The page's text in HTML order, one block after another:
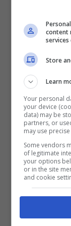
Milano, saldi
Tornando
si aspetta
storici di
fino
content
Store
Learn
Your personal
your device
data) may be
partners, or
may use
Some vendors
of legitimate
your options
or in the site
and cookie